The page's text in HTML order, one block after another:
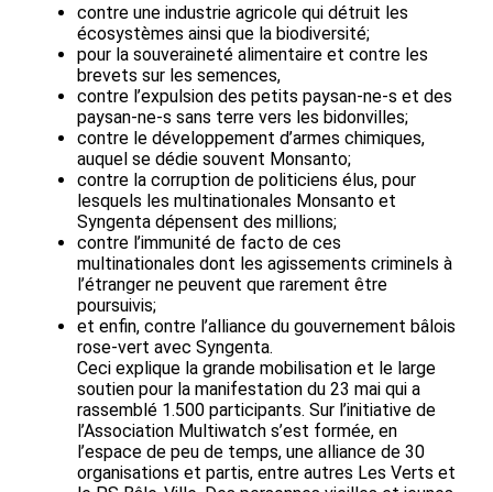
contre une industrie agricole qui détruit les
écosystèmes ainsi que la biodiversité;
pour la souveraineté alimentaire et contre les
brevets sur les semences,
contre l’expulsion des petits paysan-ne-s et des
paysan-ne-s sans terre vers les bidonvilles;
contre le développement d’armes chimiques,
auquel se dédie souvent Monsanto;
contre la corruption de politiciens élus, pour
lesquels les multinationales Monsanto et
Syngenta dépensent des millions;
contre l’immunité de facto de ces
multinationales dont les agissements criminels à
l’étranger ne peuvent que rarement être
poursuivis;
et enfin, contre l’alliance du gouvernement bâlois
rose-vert avec Syngenta.
Ceci explique la grande mobilisation et le large
soutien pour la manifestation du 23 mai qui a
rassemblé 1.500 participants. Sur l’initiative de
l’Association Multiwatch s’est formée, en
l’espace de peu de temps, une alliance de 30
organisations et partis, entre autres Les Verts et